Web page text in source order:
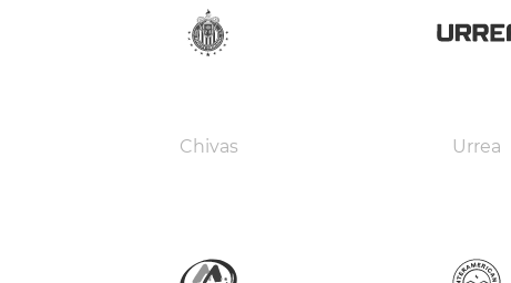
Chivas Urrea